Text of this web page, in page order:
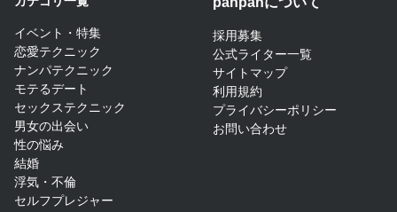
イベント・特集
恋愛テクニック
ナンパテクニック
モテるデート
セックステクニック
男女の出会い
性の悩み
結婚
浮気・不倫
セルフプレジャー
採用募集
公式ライター一覧
サイトマップ​
利用規約
プライバシーポリシー
お問い合わせ